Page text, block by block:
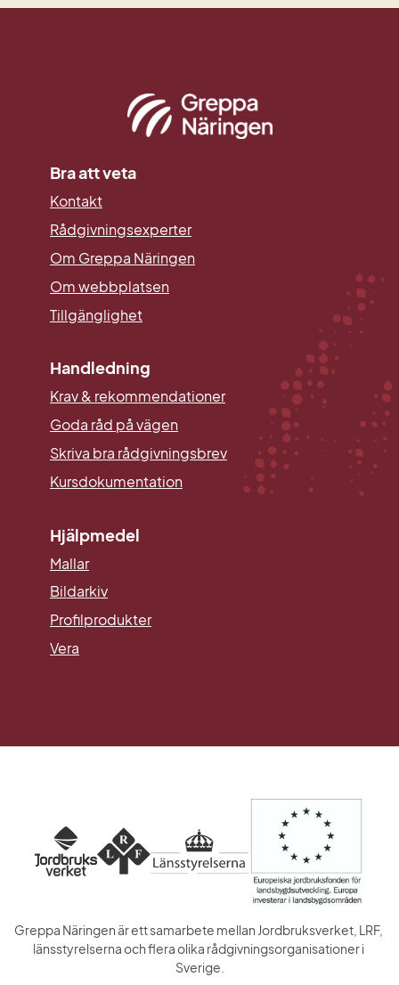
Bra att veta
Kontakt
Rådgivningsexperter
Om Greppa Näringen
Om webbplatsen
Tillgänglighet
Handledning
Krav & rekommendationer
Goda råd på vägen
Skriva bra rådgivningsbrev
Kursdokumentation
Hjälpmedel
Mallar
BildarkivLänk till annan webbplats.
Profilprodukter
Vera
Greppa Näringen är ett samarbete mellan Jordbruksverket, LRF,
länsstyrelserna och flera olika rådgivningsorganisationer i
Sverige.